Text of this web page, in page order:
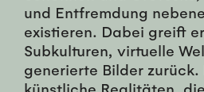
und Entfremdung
existieren. Dabei greift
Subkulturen, virtuelle
generierte Bilder
künstliche Realitäten,